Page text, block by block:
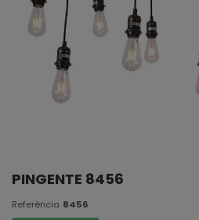
PINGENTE 8456
Referência 8456